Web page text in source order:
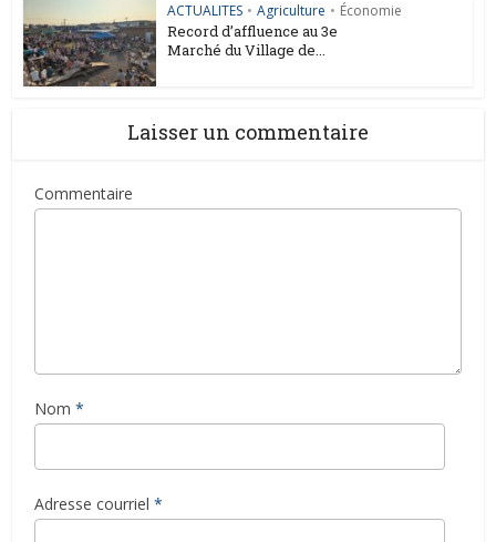
ACTUALITES • Agriculture • Économie
Record d’affluence au 3e
Marché du Village de...
Laisser un commentaire
Commentaire
Nom *
Adresse courriel *